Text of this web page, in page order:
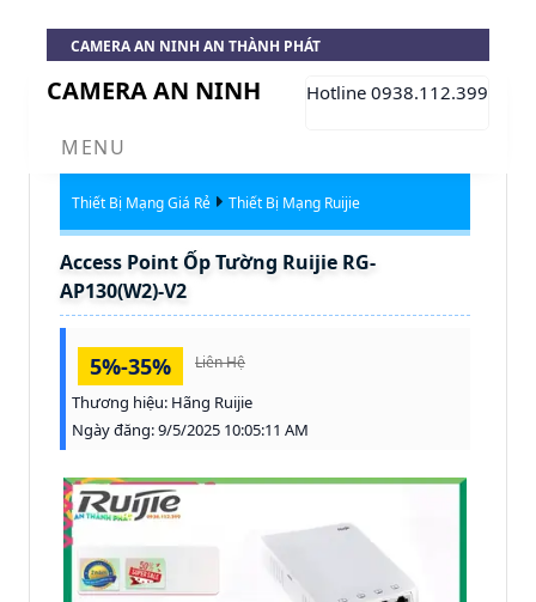
CAMERA AN NINH AN THÀNH PHÁT
CAMERA AN NINH Hotline 0938.112.399
MENU
Thiết Bị Mạng Giá Rẻ Thiết Bị Mạng Ruijie
Access Point Ốp Tường Ruijie RG-
AP130(W2)-V2
5%-35% Liên Hệ
Thương hiệu: Hãng Ruijie
Ngày đăng:9/5/2025 10:05:11 AM